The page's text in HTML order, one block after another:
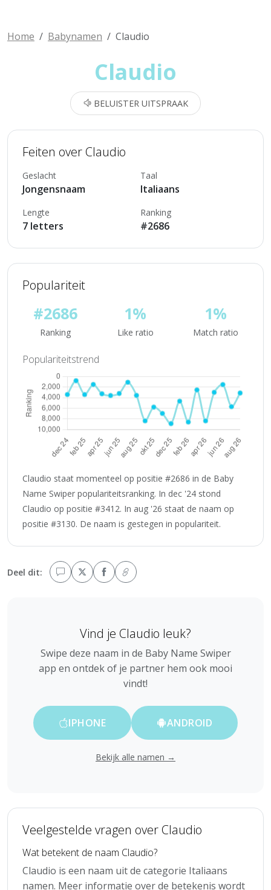
Home Babynamen Claudio
Claudio
BELUISTER UITSPRAAK
Feiten over Claudio
Geslacht
Jongensnaam
Taal
Italiaans
Lengte
7 letters
Ranking
#2686
Populariteit
#2686
Ranking
1%
Like ratio
1%
Match ratio
Populariteitstrend
Claudio staat momenteel op positie #2686 in de Baby
Name Swiper populariteitsranking. In dec '24 stond
Claudio op positie #3412. In aug '26 staat de naam op
positie #3130. De naam is gestegen in populariteit.
Deel dit:
Vind je Claudio leuk?
Swipe deze naam in de Baby Name Swiper
app en ontdek of je partner hem ook mooi
vindt!
IPHONE ANDROID
Bekijk alle namen →
Veelgestelde vragen over Claudio
Wat betekent de naam Claudio?
Claudio is een naam uit de categorie Italiaans
namen. Meer informatie over de betekenis wordt